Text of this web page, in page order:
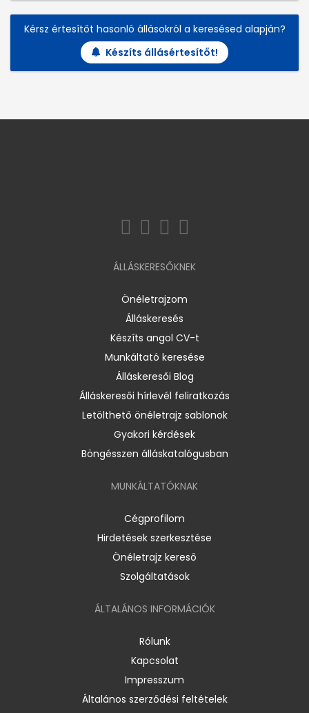
Kérsz értesítőt hasonló állásokról a keresésed alapján?
Készíts állásértesítőt!
ÁLLÁSKERESŐKNEK
Önéletrajzom
Álláskeresés
Készíts angol CV-t
Munkáltató keresése
Álláskeresői Blog
Álláskeresői hírlevél feliratkozás
Letölthető önéletrajz sablonok
Gyakori kérdések
Böngésszen álláskatalógusban
MUNKÁLTATÓKNAK
Cégprofilom
Hirdetések szerkesztése
Önéletrajz kereső
Szolgáltatások
ÁLTALÁNOS INFORMÁCIÓK
Rólunk
Kapcsolat
Impresszum
Általános szerződési feltételek